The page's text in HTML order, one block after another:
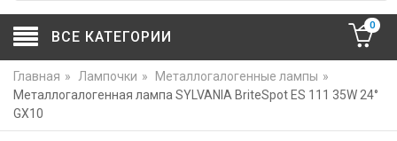
ВСЕ КАТЕГОРИИ
0
Главная » Лампочки » Металлогалогенные лампы »
Металлогалогенная лампа SYLVANIA BriteSpot ES 111 35W 24°
GX10